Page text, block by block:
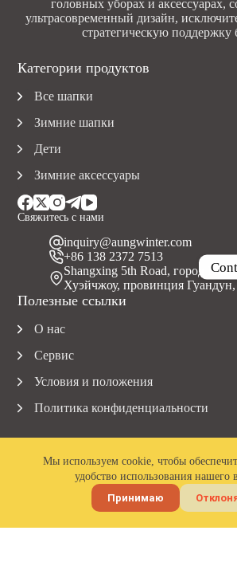
Мы используем cookie, чтобы
удобство использования нашего
Принимаю
головных уборах и аксессуарах,
ультрасовременный дизайн,
стратегическую поддержку
Свяжитесь с нами
inquiry@aungwinter.com
+86 138 2372 7513
Shangxing 5th Road, город
Хуэйчжоу, провинция
Полезные ссылки
О нас
Сервис
Условия и положения
Политика конфиденциальности
Категории продуктов
Все шапки
Зимние шапки
Дети
Зимние аксессуары
Авторские права © 2023 Aungwinter. Все
Электронная
почта